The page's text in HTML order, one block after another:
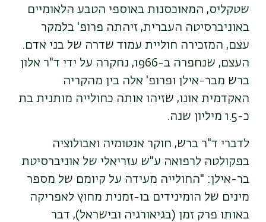
שטקליס, המאוכסנות באוספי הטבע הלאומיים
באוניברסיטה העברית, זיהתה פרופ' בלמקר
עצם, המזכירה חוליית עמוד שדרה של בני אדם.
העצם, שנחפרה ב-1966, נחקרה על ידי ד"ר אלון
ברש מבר-אילן ופרופ' אלה בין מהקריה
האקדמית אונו, שזיהו אותה כחולייה מותנית בת
כ-1.5 מיליון שנה.
לדברי ד"ר ברש, חוקר אנטומיה ואבולוציה
בפקולטה לרפואה ע"ש עזריאלי של אוניברסיטת
בר-אילן: "החולייה מעידה על קיומם של מספר
מינים של הומינידים בו-זמנית מחוץ לאפריקה
באותו פרק זמן (בגיאורגיה ובישראל), דבר